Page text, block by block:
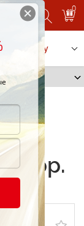
0
услугу